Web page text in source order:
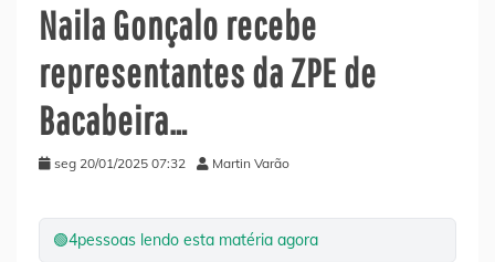
Naila Gonçalo recebe
representantes da ZPE de
Bacabeira…
seg 20/01/2025 07:32 Martin Varão
🟢4pessoas lendo esta matéria agora